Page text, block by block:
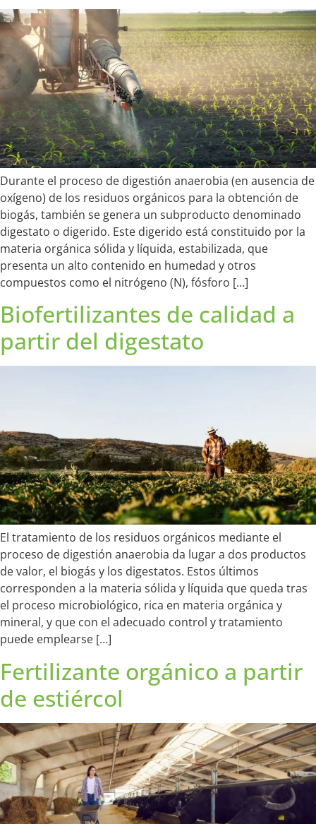
Durante el proceso de digestión anaerobia (en ausencia de
oxígeno) de los residuos orgánicos para la obtención de
biogás, también se genera un subproducto denominado
digestato o digerido. Este digerido está constituido por la
materia orgánica sólida y líquida, estabilizada, que
presenta un alto contenido en humedad y otros
compuestos como el nitrógeno (N), fósforo […]
Biofertilizantes de calidad a
partir del digestato
El tratamiento de los residuos orgánicos mediante el
proceso de digestión anaerobia da lugar a dos productos
de valor, el biogás y los digestatos. Estos últimos
corresponden a la materia sólida y líquida que queda tras
el proceso microbiológico, rica en materia orgánica y
mineral, y que con el adecuado control y tratamiento
puede emplearse […]
Fertilizante orgánico a partir
de estiércol